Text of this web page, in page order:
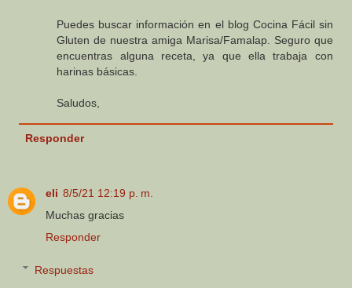
Puedes buscar información en el blog Cocina Fácil sin
Gluten de nuestra amiga Marisa/Famalap. Seguro que
encuentras alguna receta, ya que ella trabaja con
harinas básicas.
Saludos,
Responder
eli 8/5/21 12:19 p. m.
Muchas gracias
Responder
Respuestas